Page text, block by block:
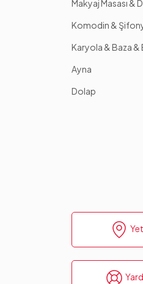
Makyaj Masası &
Komodin &
Karyola & Baza &
Ayna
Dolap